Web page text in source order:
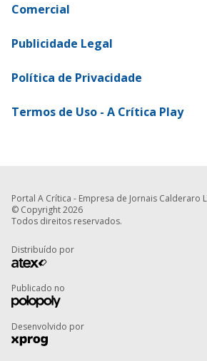
Comercial
Publicidade Legal
Política de Privacidade
Termos de Uso - A Crítica Play
Portal A Crítica - Empresa de Jornais Calderaro
© Copyright 2026
Todos direitos reservados.
Distribuído por
Publicado no
Desenvolvido por